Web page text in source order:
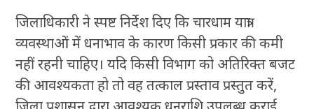
जिलाधिकारी ने स्पष्ट निर्देश दिए कि चारधाम यात्रा
व्यवस्थाओं में धनाभाव के कारण किसी प्रकार की कमी
नहीं रहनी चाहिए। यदि किसी विभाग को अतिरिक्त बजट
की आवश्यकता हो तो वह तत्काल प्रस्ताव प्रस्तुत करें,